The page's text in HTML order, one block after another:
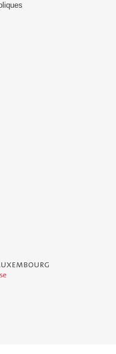
Luxembourg - Service